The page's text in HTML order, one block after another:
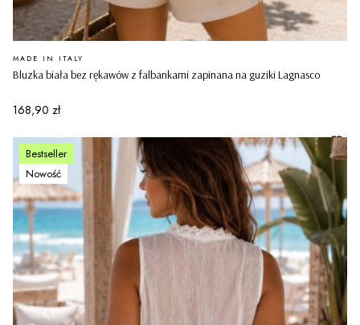
Bluzka biała bez rękawów z falbankami zapinana na guziki Lagnasco
PRODUCENT
MADE IN ITALY
Cena
168,90 zł
Bestseller
Nowość